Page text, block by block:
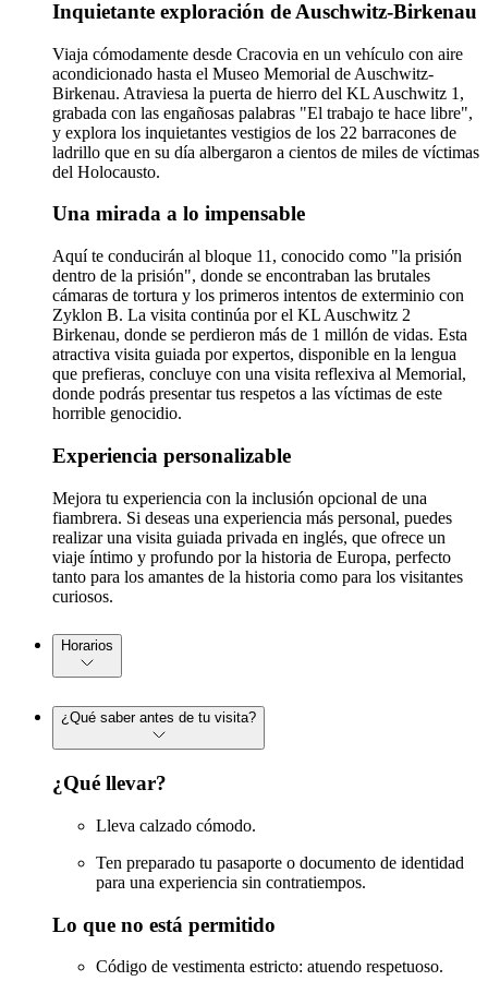
Inquietante exploración de Auschwitz-Birkenau
Viaja cómodamente desde Cracovia en un vehículo con aire
acondicionado hasta el Museo Memorial de Auschwitz-
Birkenau. Atraviesa la puerta de hierro del KL Auschwitz 1,
grabada con las engañosas palabras "El trabajo te hace libre",
y explora los inquietantes vestigios de los 22 barracones de
ladrillo que en su día albergaron a cientos de miles de víctimas
del Holocausto.
Una mirada a lo impensable
Aquí te conducirán al bloque 11, conocido como "la prisión
dentro de la prisión", donde se encontraban las brutales
cámaras de tortura y los primeros intentos de exterminio con
Zyklon B. La visita continúa por el KL Auschwitz 2
Birkenau, donde se perdieron más de 1 millón de vidas. Esta
atractiva visita guiada por expertos, disponible en la lengua
que prefieras, concluye con una visita reflexiva al Memorial,
donde podrás presentar tus respetos a las víctimas de este
horrible genocidio.
Experiencia personalizable
Mejora tu experiencia con la inclusión opcional de una
fiambrera. Si deseas una experiencia más personal, puedes
realizar una visita guiada privada en inglés, que ofrece un
viaje íntimo y profundo por la historia de Europa, perfecto
tanto para los amantes de la historia como para los visitantes
curiosos.
Horarios
¿Qué saber antes de tu visita?
¿Qué llevar?
Lleva calzado cómodo.
Ten preparado tu pasaporte o documento de identidad
para una experiencia sin contratiempos.
Lo que no está permitido
Código de vestimenta estricto: atuendo respetuoso.